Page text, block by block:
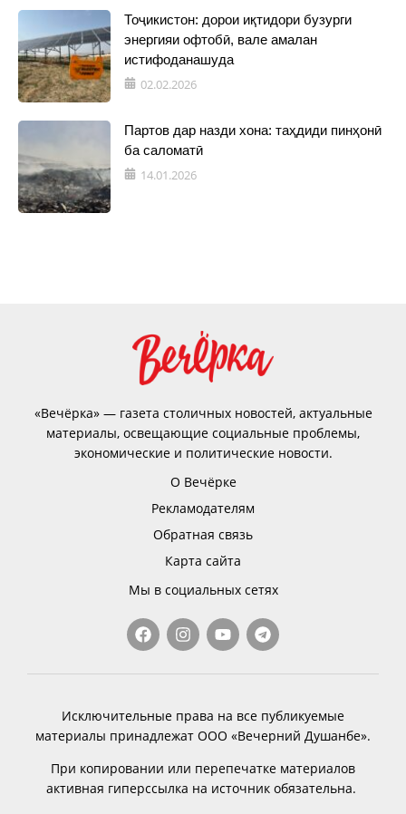
Тоҷикистон: дорои иқтидори бузурги
энергияи офтобӣ, вале амалан
истифоданашуда
02.02.2026
Партов дар назди хона: таҳдиди пинҳонӣ
ба саломатӣ
14.01.2026
«Вечёрка» — газета столичных новостей, актуальные
материалы, освещающие социальные проблемы,
экономические и политические новости.
О Вечёрке
Рекламодателям
Обратная связь
Карта сайта
Мы в социальных сетях
Исключительные права на все публикуемые
материалы принадлежат ООО «Вечерний Душанбе».
При копировании или перепечатке материалов
активная гиперссылка на источник обязательна.